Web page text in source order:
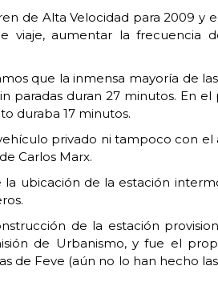
de Alta Velocidad para 2009
viaje, aumentar la
que la inmensa mayoría de
paradas duran 27 minutos. En
duraba 17 minutos.
privado ni tampoco con
Carlos Marx.
ubicación de la estación
de la estación
de Urbanismo, y fue el
Feve (aún no lo han hecho